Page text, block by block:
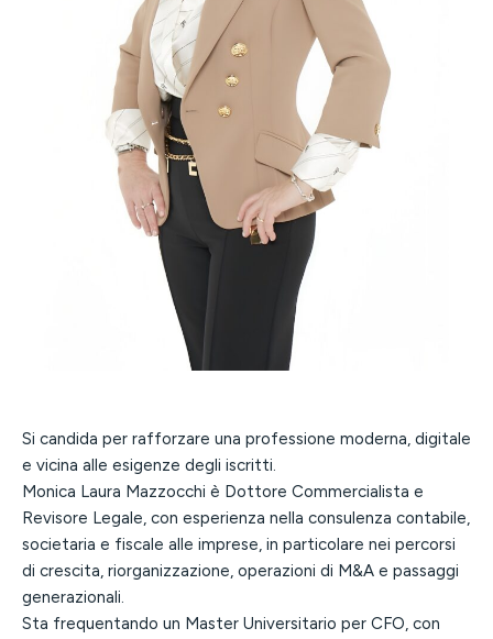
Si candida per rafforzare una professione moderna, digitale
e vicina alle esigenze degli iscritti.
Monica Laura Mazzocchi è Dottore Commercialista e
Revisore Legale, con esperienza nella consulenza contabile,
societaria e fiscale alle imprese, in particolare nei percorsi
di crescita, riorganizzazione, operazioni di M&A e passaggi
generazionali.
Sta frequentando un Master Universitario per CFO, con